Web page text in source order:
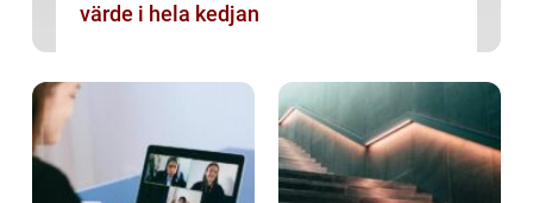
värde i hela kedjan